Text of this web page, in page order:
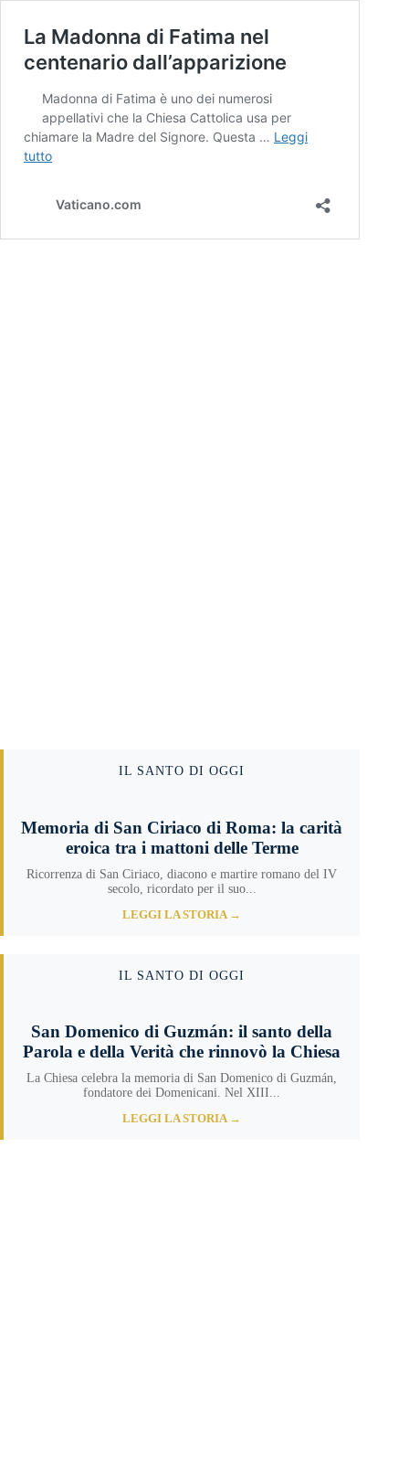
IL SANTO DI OGGI
Memoria di San Ciriaco di Roma: la carità
eroica tra i mattoni delle Terme
Ricorrenza di San Ciriaco, diacono e martire romano del IV
secolo, ricordato per il suo...
LEGGI LA STORIA →
IL SANTO DI OGGI
San Domenico di Guzmán: il santo della
Parola e della Verità che rinnovò la Chiesa
La Chiesa celebra la memoria di San Domenico di Guzmán,
fondatore dei Domenicani. Nel XIII...
LEGGI LA STORIA →